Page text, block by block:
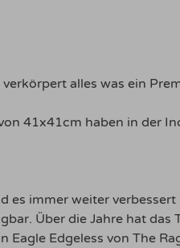
alles was ein
41x41cm haben in der
es immer weiter
Über die Jahre hat
Edgeless von The